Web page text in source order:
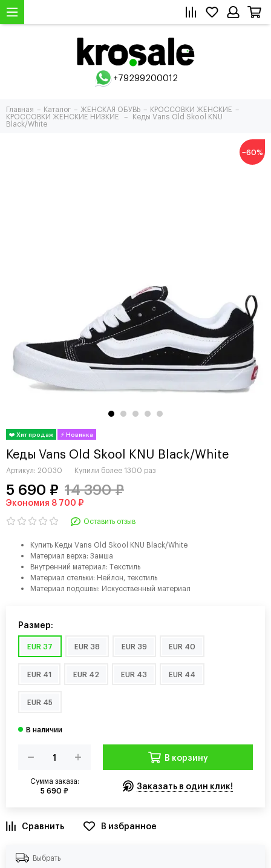
+79299200012
Главная Каталог ЖЕНСКАЯ ОБУВЬ КРОССОВКИ ЖЕНСКИЕ
КРОССОВКИ ЖЕНСКИЕ НИЗКИЕ Кеды Vans Old Skool KNU
Black/White
−60%
Кеды Vans Old Skool KNU Black/White
Артикул: 20030 Купили более 1300 раз
5 690 ₽ 14 390 ₽
Экономия 8 700 ₽
Оставить отзыв
Купить Кеды Vans Old Skool KNU Black/White
Материал верха: Замша
Внутренний материал: Tекстиль
Материал стельки: Нейлон, текстиль
Материал подошвы: Искусственный материал
Размер:
EUR 37 EUR 38 EUR 39 EUR 40
EUR 41 EUR 42 EUR 43 EUR 44
EUR 45
Сумма заказа:
5 690 ₽
В корзину
Заказать в один клик!
В избранное
Выбрать